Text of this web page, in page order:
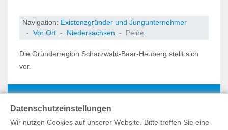
Navigation: Existenzgründer und Jungunternehmer
Vor Ort
Niedersachsen Peine
Die Gründerregion Scharzwald-Baar-Heuberg stellt sich
vor.
Datenschutzeinstellungen
Wir nutzen Cookies auf unserer Website. Bitte treffen Sie eine